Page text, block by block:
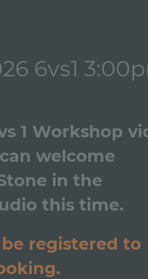
6vs1
1 Workshop
welcome
in the
this time.
registered to